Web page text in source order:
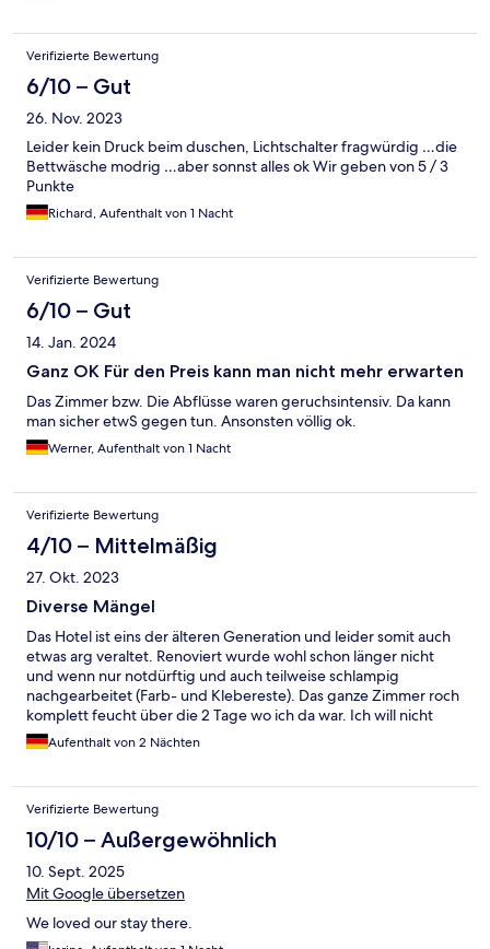
Verifizierte Bewertung
6/10 – Gut
26. Nov. 2023
Leider kein Druck beim duschen, Lichtschalter fragwürdig …die
Bettwäsche modrig …aber sonnst alles ok Wir geben von 5 / 3
Punkte
Richard, Aufenthalt von 1 Nacht
Verifizierte Bewertung
6/10 – Gut
14. Jan. 2024
Ganz OK Für den Preis kann man nicht mehr erwarten
Das Zimmer bzw. Die Abflüsse waren geruchsintensiv. Da kann
man sicher etwS gegen tun. Ansonsten völlig ok.
Werner, Aufenthalt von 1 Nacht
Verifizierte Bewertung
4/10 – Mittelmäßig
27. Okt. 2023
Diverse Mängel
Das Hotel ist eins der älteren Generation und leider somit auch
etwas arg veraltet. Renoviert wurde wohl schon länger nicht
und wenn nur notdürftig und auch teilweise schlampig
nachgearbeitet (Farb- und Klebereste). Das ganze Zimmer roch
komplett feucht über die 2 Tage wo ich da war. Ich will nicht
wissen wie viel Schimmel evtl in der Wand steckt. Das Bad hatte
in den Fließen zumindest schwarze schimmelige Stellen und
dem Bad (trotz Ventilator zur Abluftregulierung). Tür offen
lassen hat nur bewirkt dass das Zimmer noch feuchter wurde
und die Spiegel etc. beschlugen. Zimmerservice kam auch
keiner um mal nach den Handtüchern oder so zu schauen. Ich
weiß nicht wie die anderen Zimmer sind, aber meines hatte
diverse Mängel, u.a. lief das Waschbecken nicht ab (der Hebel
überteuert für das was man geboten bekommt,
Aufenthalt von 2 Nächten
Verifizierte Bewertung
10/10 – Außergewöhnlich
10. Sept. 2025
Mit Google übersetzen
We loved our stay there.